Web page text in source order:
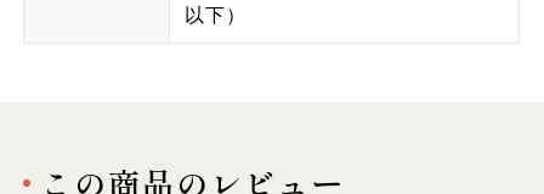
以下）
この商品のレビュー